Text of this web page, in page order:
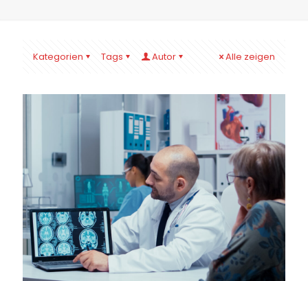
Kategorien Tags Autor Alle zeigen